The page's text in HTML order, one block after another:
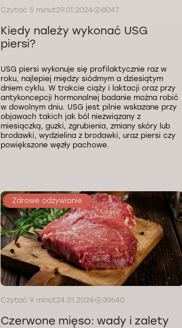
Czytać 5 minut29.01.2024 8047
Kiedy należy wykonać USG
piersi?
USG piersi wykonuje się profilaktycznie raz w
roku, najlepiej między siódmym a dziesiątym
dniem cyklu. W trakcie ciąży i laktacji oraz przy
antykoncepcji hormonalnej badanie można robić
w dowolnym dniu. USG jest pilnie wskazane przy
objawach takich jak ból niezwiązany z
miesiączką, guzki, zgrubienia, zmiany skóry lub
brodawki, wydzielina z brodawki, uraz piersi czy
powiększone węzły pachowe.
Zdrowe odżywianie
Czytać 9 minut24.01.2024 39640
Czerwone mięso: wady i zalety